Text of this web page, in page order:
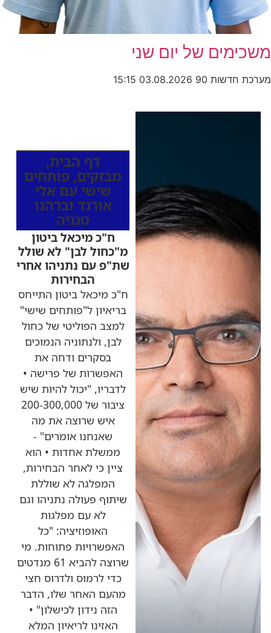
משכימים של יום שני
מערכת חדשות 90 03.08.2026
15:15
דף הבית,
מבזקים, פותחים
שישי עם אלי
אורגד וברהנו
טגניה
ח"כ מיכאל ביטון
מ"כחול לבן" לא שולל
שת"פ עם נתניהו אחרי
הבחירות
ח"כ מיכאל ביטון התייחס
בריאיון ל"פותחים שישי"
למצב הפוליטי של כחול
לבן, ולנתוניה הנמוכים
בסקרים ודחה את
האפשרות של פרישה •
לדבריו, "יכול להיות שיש
ציבור של 200-300,000
איש שרוצה את מה
שאנחנו אומרים" -
ממשלת אחדות • הוא
ציין כי לאחר הבחירות,
המפלגה לא שוללת
שיתוף פעולה נתניהו וגם
לא עם מפלגות
האופוזיציה: "כל
האפשרויות פתוחות. מי
שרוצה להביא 61 מנדטים
כדי לרמוס ולדרוס חצי
מהעם האחר שלו, הדבר
הזה נידון לכישלון" •
האזינו לריאיון המלא